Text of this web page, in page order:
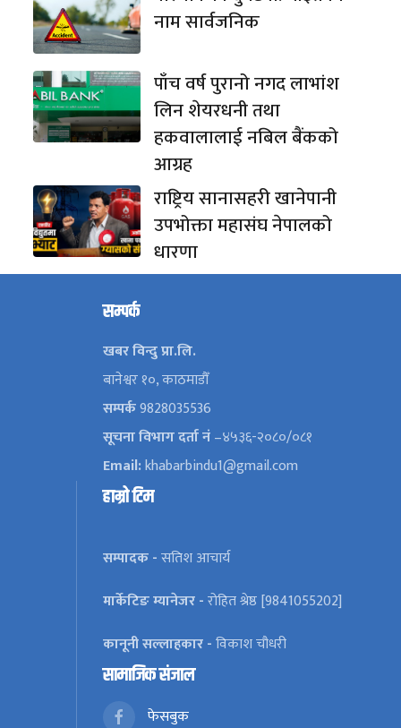
नाम सार्वजनिक
पाँच वर्ष पुरानो नगद लाभांश
लिन शेयरधनी तथा
हकवालालाई नबिल बैंकको
आग्रह
राष्ट्रिय सानासहरी खानेपानी
उपभोक्ता महासंघ नेपालको
धारणा
सम्पर्क
खबर विन्दु प्रा.लि.
बानेश्वर १०, काठमाडौँ
सम्पर्क9828035536
सूचना विभाग दर्ता नं–४५३६-२०८०/०८१
Email:khabarbindu1@gmail.com
हाम्रो टिम
सम्पादक -सतिश आचार्य
मार्केटिङ म्यानेजर -रोहित श्रेष्ठ [9841055202]
कानूनी सल्लाहकार -विकाश चौधरी
सामाजिक संजाल
फेसबुक